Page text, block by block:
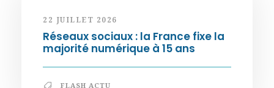
22 JUILLET 2026
Réseaux sociaux : la France fixe la
majorité numérique à 15 ans
FLASH ACTU